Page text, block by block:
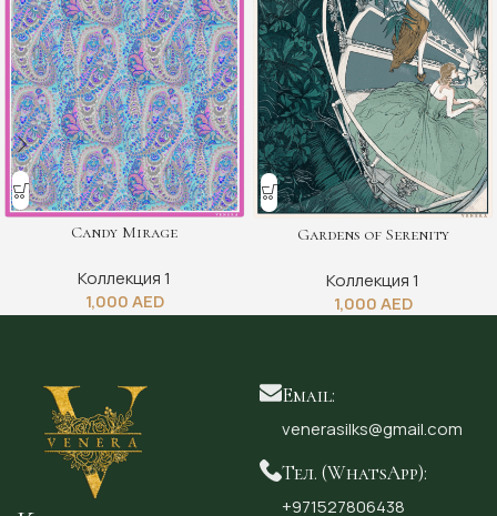
Candy Mirage
Коллекция 1
1,000AED
Gardens of Serenity
Коллекция 1
1,000AED
Email:
venerasilks@gmail.com
Тел. (WhatsApp):
+971527806438